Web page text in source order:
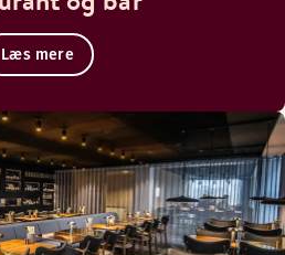
Læs mere